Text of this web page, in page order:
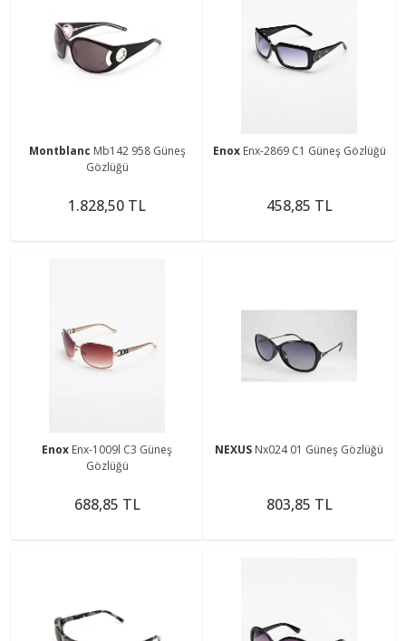
Montblanc Mb142 958 Güneş
Gözlüğü
1.828,50 TL
Enox Enx-2869 C1 Güneş Gözlüğü
458,85 TL
Enox Enx-1009l C3 Güneş
Gözlüğü
688,85 TL
NEXUS Nx024 01 Güneş Gözlüğü
803,85 TL